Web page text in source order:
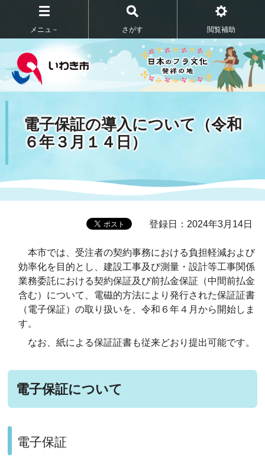
メニュ－ さがす 閲覧補助
電子保証の導入について（令和
６年３月１４日）
登録日：2024年3月14日
本市では、受注者の契約事務における負担軽減および
効率化を目的とし、建設工事及び測量・設計等工事関係
業務委託における契約保証及び前払金保証（中間前払金
含む）について、電磁的方法により発行された保証証書
（電子保証）の取り扱いを、令和６年４月から開始しま
す。
なお、紙による保証証書も従来どおり提出可能です。
電子保証について
電子保証